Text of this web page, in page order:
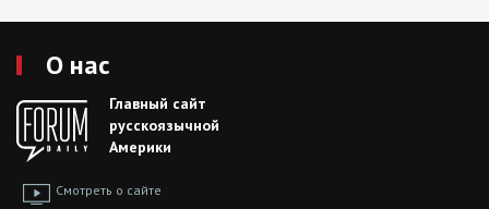
О нас
Главный сайт
русскоязычной
Америки
Смотреть о сайте